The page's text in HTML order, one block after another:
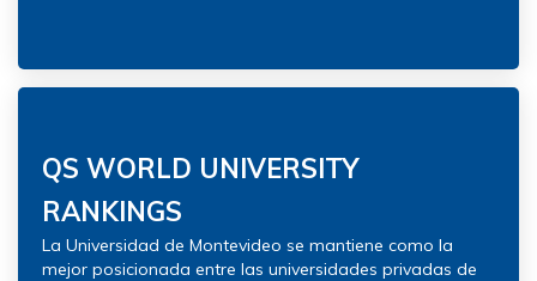
QS WORLD UNIVERSITY
RANKINGS
La Universidad de Montevideo se mantiene como la
mejor posicionada entre las universidades privadas de